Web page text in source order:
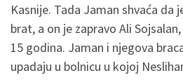
Kasnije. Tada Jaman shvaća da
brat, a on je zapravo Ali
15 godina. Jaman i njegova
upadaju u bolnicu u kojoj